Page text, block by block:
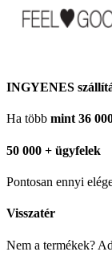
INGYENES
Ha több mint 36
50 000 + ügyfelek
Pontosan ennyi
Visszatér
Nem a termékek?